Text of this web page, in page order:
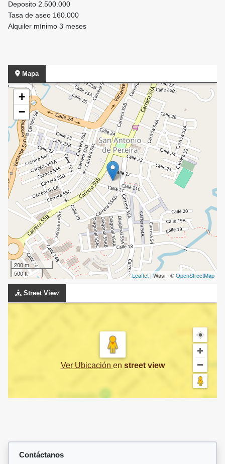
Deposito 2.500.000
Tasa de aseo 160.000
Alquiler mínimo 3 meses
Mapa
+
−
200 m
500 ft
Leaflet | Wasi - ©OpenStreetMap
Street View
Ver Ubicación en street view
Contáctanos